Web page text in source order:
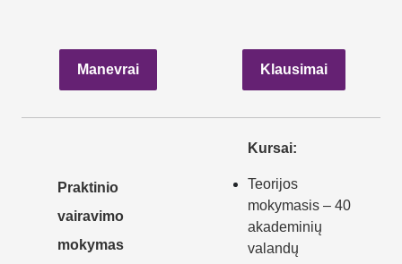
Manevrai Klausimai
Praktinio
vairavimo
mokymas
Kursai:
Teorijos
mokymasis – 40
akademinių
valandų